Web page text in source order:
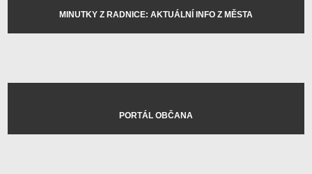
MINUTKY Z RADNICE: AKTUÁLNÍ INFO Z MĚSTA
PORTÁL OBČANA